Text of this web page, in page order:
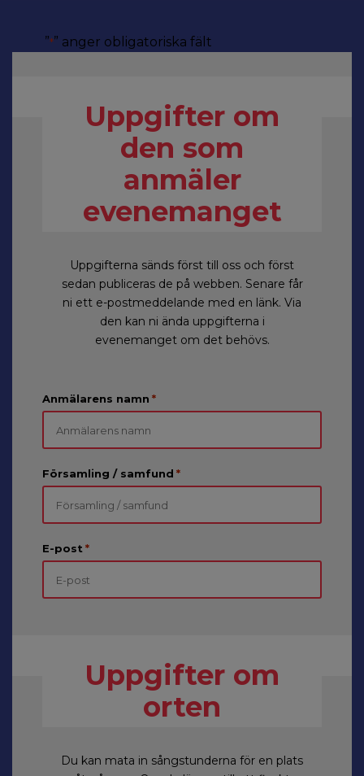
”*” anger obligatoriska fält
Uppgifter om
den som
anmäler
evenemanget
Uppgifterna sänds först till oss och först
sedan publiceras de på webben. Senare får
ni ett e-postmeddelande med en länk. Via
den kan ni ända uppgifterna i
evenemanget om det behövs.
Anmälarens namn *
Församling / samfund *
E-post *
Uppgifter om
orten
Du kan mata in sångstunderna för en plats